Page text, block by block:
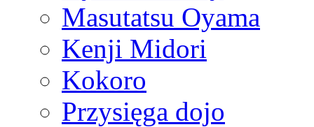
Masutatsu Oyama
Kenji Midori
Kokoro
Przysięga dojo